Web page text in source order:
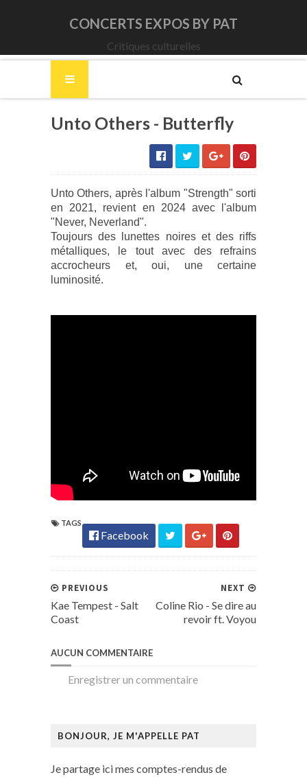
CONCERTS EXPOS BY PAT
Critiques culturelles
Unto Others - Butterfly
Unto Others, après l'album "Strength" sorti
en 2021, revient en 2024 avec l'album
"Never, Neverland".
Toujours des lunettes noires et des riffs
métalliques, le tout avec des refrains
accrocheurs et, oui, une certaine
luminosité.
TAGS
Facebook
NEXT
Coline Rio - Se dire au
revoir ft. Voyou
PREVIOUS
Kae Tempest - Salt
Coast
AUCUN COMMENTAIRE
Enregistrer un commentaire
BONJOUR, JE M'APPELLE PAT
Je partage ici mes comptes-rendus de